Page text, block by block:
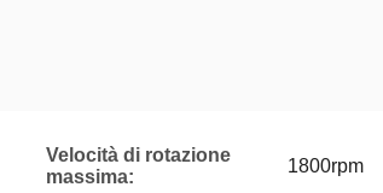
Velocità di rotazione
massima:
1800rpm